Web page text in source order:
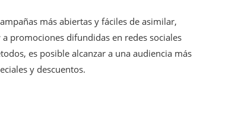
más abiertas y fáciles de asimilar,
a promociones difundidas en redes sociales
es posible alcanzar a una audiencia más
y descuentos.